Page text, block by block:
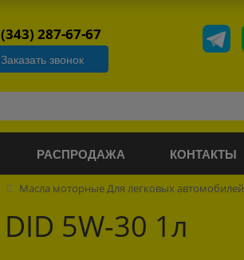
287-67-67
Заказать звонок
РАСПРОДАЖА КОНТАКТЫ
Масла моторные Для легковых автомобилей
5W-30 1л